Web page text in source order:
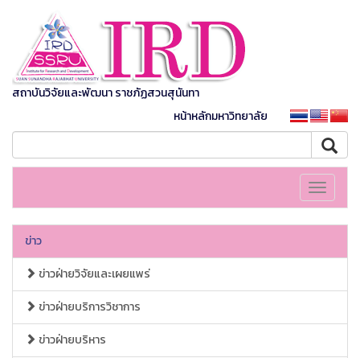
สถาบันวิจัยและพัฒนา ราชภัฏสวนสุนันทา
หน้าหลักมหาวิทยาลัย
Toggle
ข่าว
ข่าวฝ่ายวิจัยและเผยแพร่
ข่าวฝ่ายบริการวิชาการ
ข่าวฝ่ายบริหาร